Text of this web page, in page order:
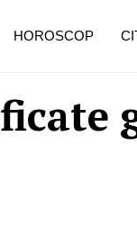
HOROSCOP
este